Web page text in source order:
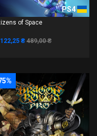
PS4
of Space
122,25 ₴ 489,00 ₴